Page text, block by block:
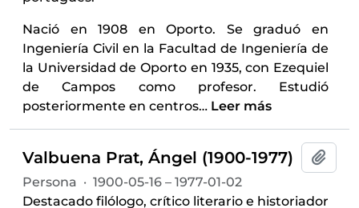
Nació en 1908 en Oporto. Se graduó en
Ingeniería Civil en la Facultad de Ingeniería de
la Universidad de Oporto en 1935, con Ezequiel
de Campos como profesor. Estudió
posteriormente en centros… Leer más
Valbuena Prat, Ángel (1900-1977)
Persona · 1900-05-16 – 1977-01-02
Destacado filólogo, crítico literario e historiador